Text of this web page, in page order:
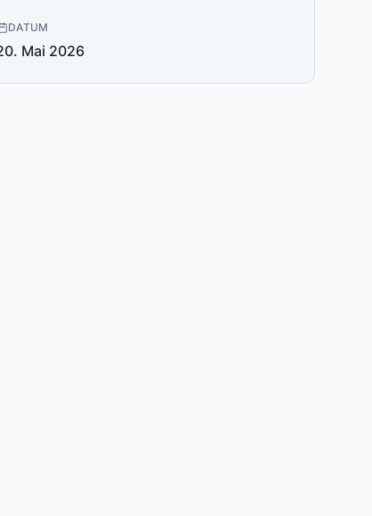
DATUM
Mai 2026